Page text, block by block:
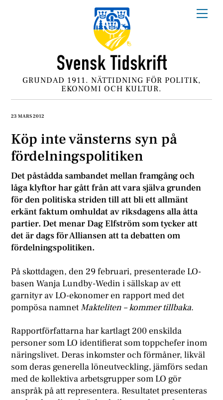
GRUNDAD 1911. NÄTTIDNING FÖR POLITIK,
EKONOMI OCH KULTUR.
23 MARS 2012
Köp inte vänsterns syn på
fördelningspolitiken
Det påstådda sambandet mellan framgång och
låga klyftor har gått från att vara själva grunden
för den politiska striden till att bli ett allmänt
erkänt faktum omhuldat av riksdagens alla åtta
partier. Det menar Dag Elfström som tycker att
det är dags för Alliansen att ta debatten om
fördelningspolitiken.
På skottdagen, den 29 februari, presenterade LO-
basen Wanja Lundby-Wedin i sällskap av ett
garnityr av LO-ekonomer en rapport med det
pompösa namnetMakteliten – kommer tillbaka.
Rapportförfattarna har kartlagt 200 enskilda
personer som LO identifierat som toppchefer inom
näringslivet. Deras inkomster och förmåner, likväl
som deras generella löneutveckling, jämförs sedan
med de kollektiva arbetsgrupper som LO gör
anspråk på att representera. Resultatet presenteras